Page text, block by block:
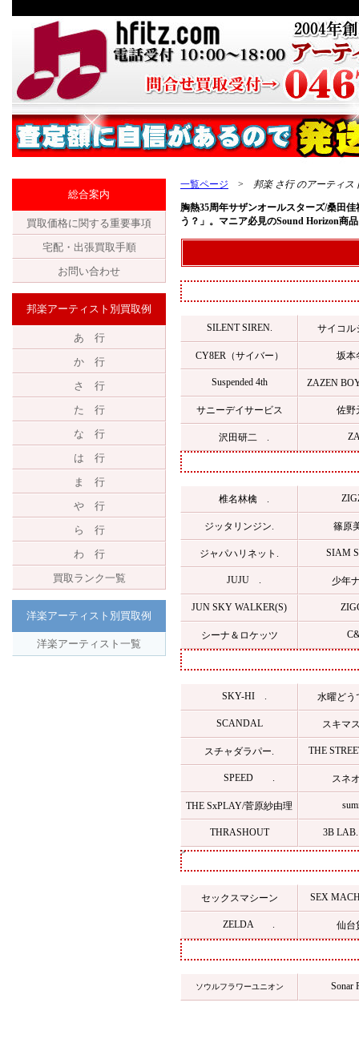
総合案内
買取価格に関する重要事項
宅配・出張買取手順
お問い合わせ
邦楽アーティスト別買取例
あ 行
か 行
さ 行
た 行
な 行
は 行
ま 行
や 行
ら 行
わ 行
買取ランク一覧
洋楽アーティスト別買取例
洋楽アーティスト一覧
一覧ページ > 邦楽 さ行 のアーティス
胸熱35周年サザンオールスターズ/桑田
う？」。マニア必見のSound Horizon商
SILENT SIREN. サイコル
CY8ER（サイバー） 坂本
Suspended 4th ZAZEN
サニーデイサービス 佐野
沢田研二 .
椎名林檎 .
ジッタリンジン. 篠原
ジャパハリネット. SIAM
JUJU . 少年
JUN SKY WALKER(S)
シーナ＆ロケッツ
SKY-HI . 水曜どう
SCANDAL スキマ
スチャダラパー. THE
SPEED . スネオ
THE SxPLAY/菅原紗由理
THRASHOUT
3B
>
セックスマシーン SEX
ZELDA . 仙台
ソウルフラワーユニオン Sonar